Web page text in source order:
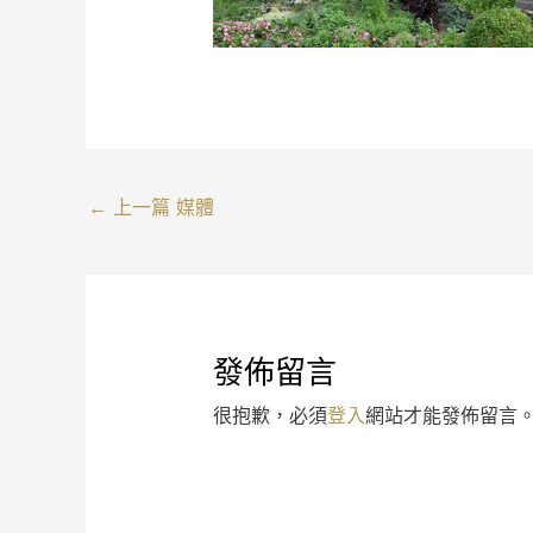
← 上一篇 媒體
發佈留言
很抱歉，必須登入網站才能發佈留言